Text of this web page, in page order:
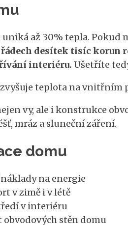
uniká až 30% tepla.
řádech desítek tisíc korun
interiéru. Ušetříte
teplota na vnitřním
vy, ale i konstrukce
mráz a sluneční záření.
domu
na energie
v zimě i v létě
v interiéru
stěn domu